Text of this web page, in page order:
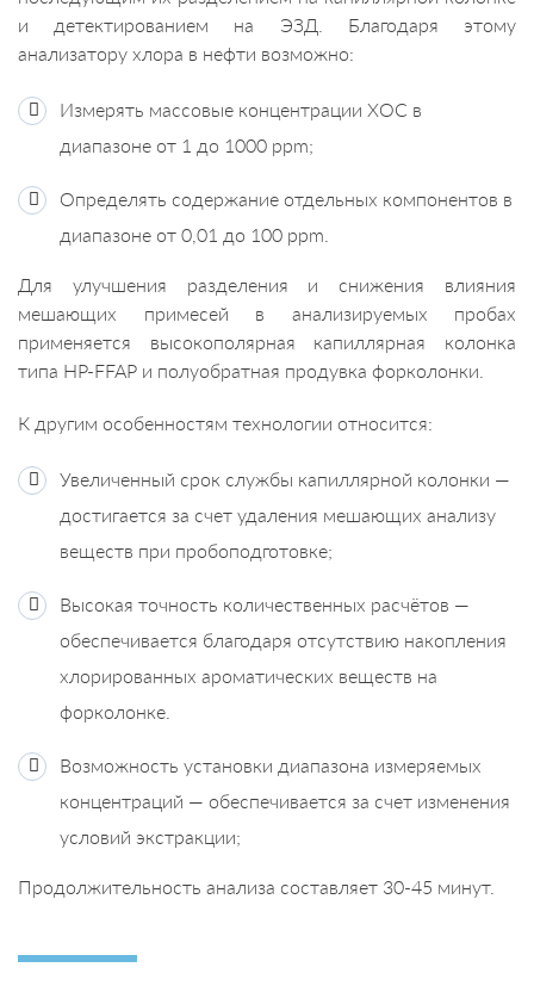
и детектированием на ЭЗД. Благодаря этому
анализатору хлора в нефти возможно:
Измерять массовые концентрации ХОС в
диапазоне от 1 до 1000 ррm;
Определять содержание отдельных компонентов в
диапазоне от 0,01 до 100 ррm.
Для улучшения разделения и снижения влияния
мешающих примесей в анализируемых пробах
применяется высокополярная капиллярная колонка
типа HP-FFAP и полуобратная продувка форколонки.
К другим особенностям технологии относится:
Увеличенный срок службы капиллярной колонки —
достигается за счет удаления мешающих анализу
веществ при пробоподготовке;
Высокая точность количественных расчётов —
обеспечивается благодаря отсутствию накопления
хлорированных ароматических веществ на
форколонке.
Возможность установки диапазона измеряемых
концентраций — обеспечивается за счет изменения
условий экстракции;
Продолжительность анализа составляет 30-45 минут.